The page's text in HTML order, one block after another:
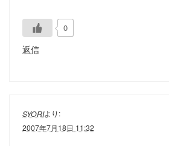
0
返信
SYORIより:
2007年7月18日 11:32